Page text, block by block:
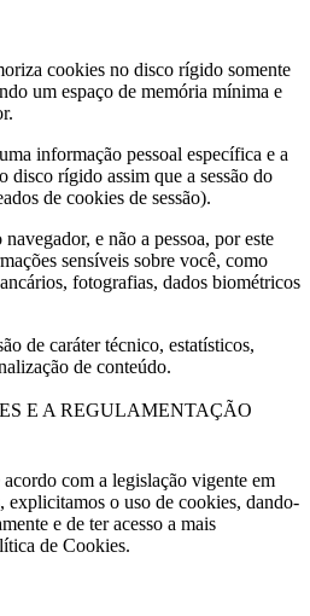
cookies no disco rígido somente
um espaço de memória mínima e
informação pessoal específica e a
disco rígido assim que a sessão do
de cookies de sessão).
e não a pessoa, por este
sensíveis sobre você, como
fotografias, dados biométricos
de caráter técnico, estatísticos,
de conteúdo.
E A REGULAMENTAÇÃO
acordo com a legislação vigente em
explicitamos o uso de cookies, dando-
e de ter acesso a mais
de Cookies.